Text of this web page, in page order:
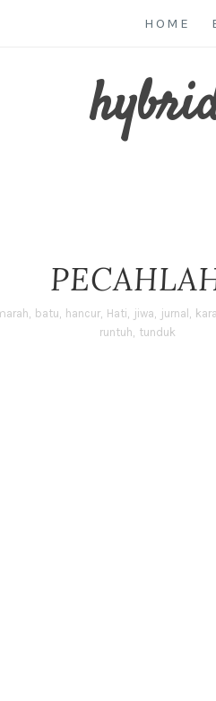
HOME
, batu, hancur, Hati, jiwa, jurnal ,
runtuh, tunduk